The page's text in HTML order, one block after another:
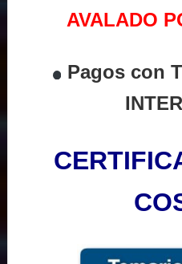
AVALADO
Pagos con